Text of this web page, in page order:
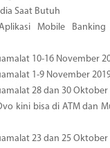
Saat Butuh
Mobile
10-16 November
1-9 November
28 dan 30 Oktober
kini bisa di ATM dan
23 dan 25 Oktober